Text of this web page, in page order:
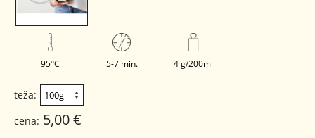
95°C 5-7 min. 4 g/200ml
teža:
cena: 5,00 €